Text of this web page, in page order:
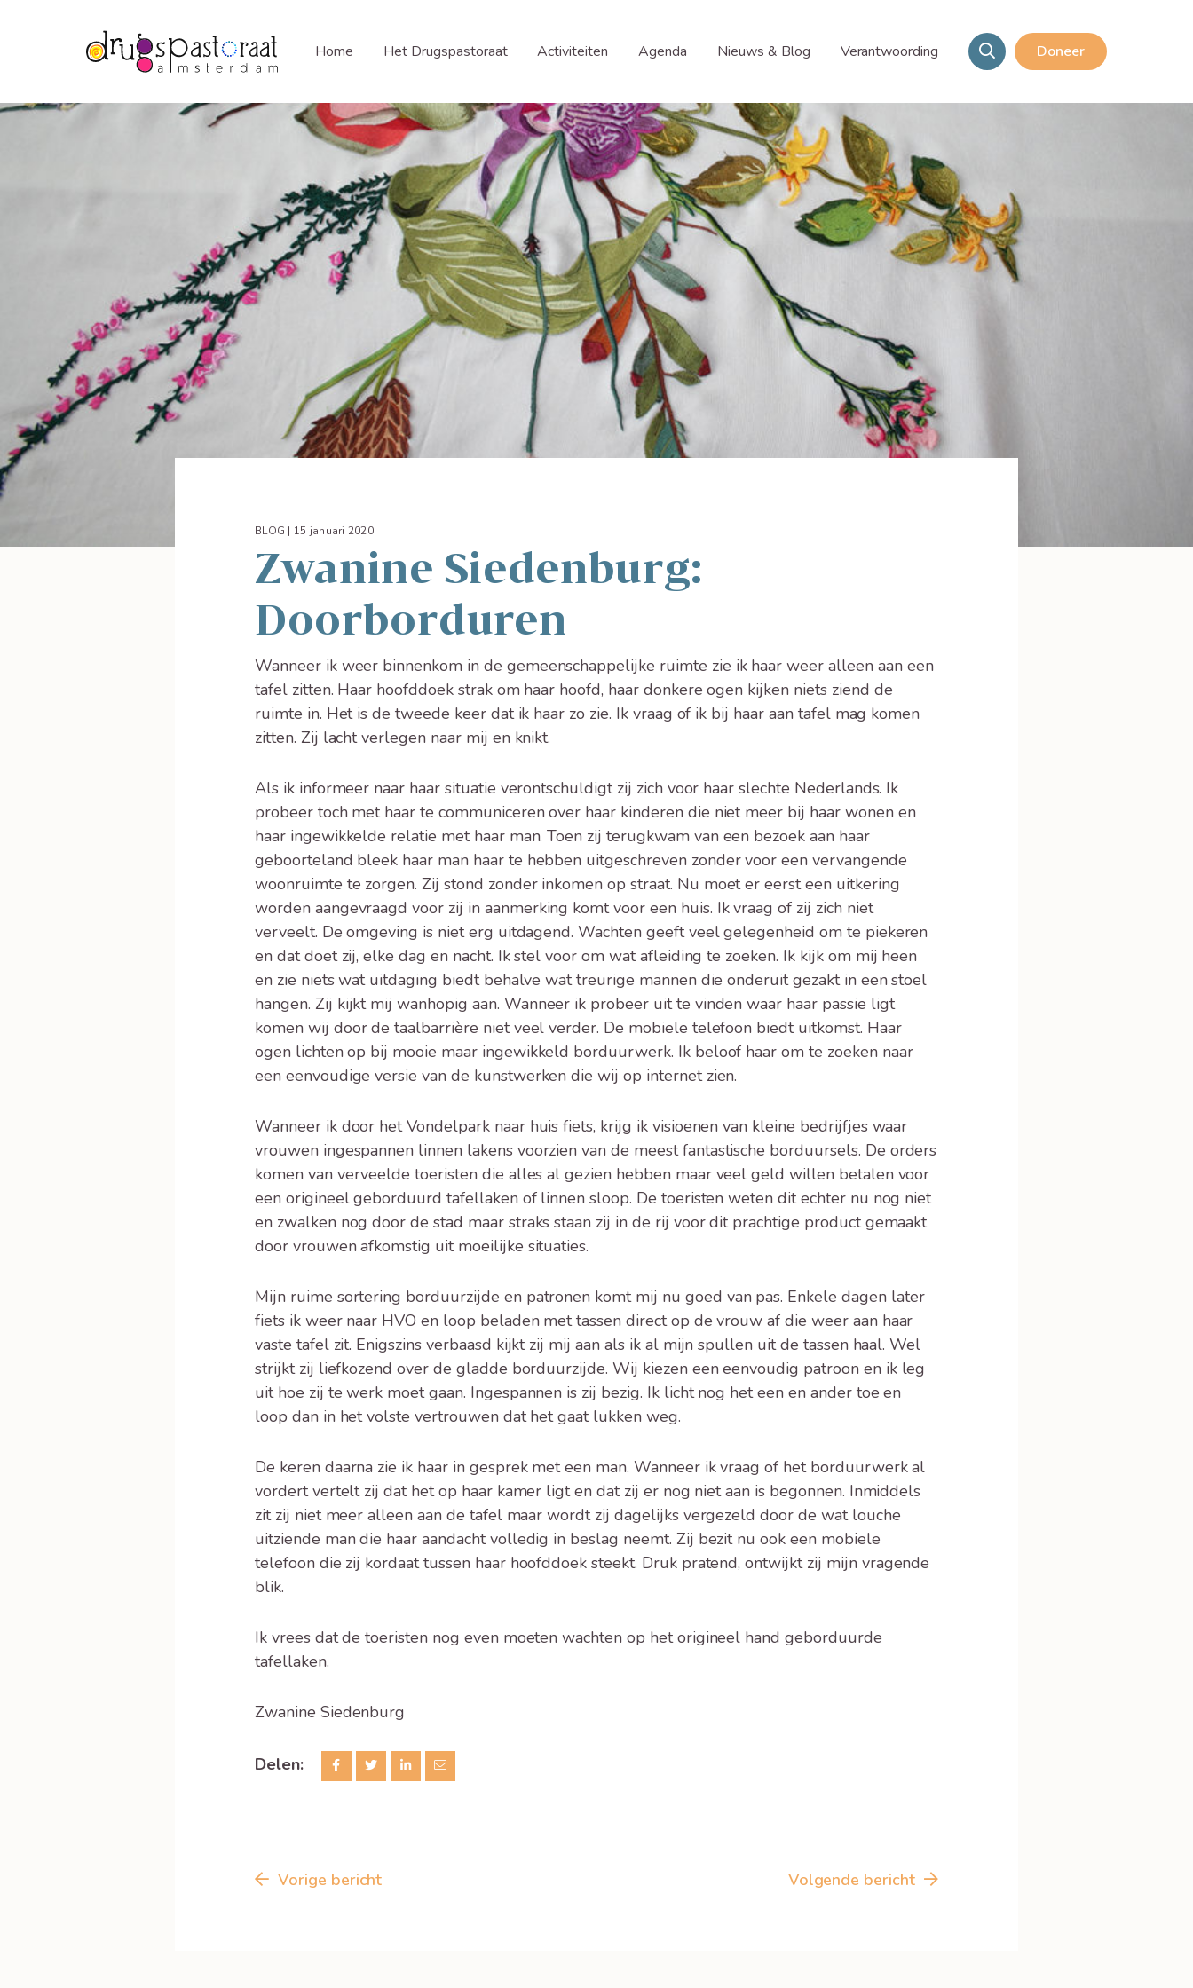
Home Het Drugspastoraat Activiteiten Agenda Nieuws & Blog Verantwoording Doneer
BLOG | 15 januari 2020
Zwanine Siedenburg:
Doorborduren
Wanneer ik weer binnenkom in de gemeenschappelijke ruimte zie ik haar weer alleen aan een
tafel zitten. Haar hoofddoek strak om haar hoofd, haar donkere ogen kijken niets ziend de
ruimte in. Het is de tweede keer dat ik haar zo zie. Ik vraag of ik bij haar aan tafel mag komen
zitten. Zij lacht verlegen naar mij en knikt.
Als ik informeer naar haar situatie verontschuldigt zij zich voor haar slechte Nederlands. Ik
probeer toch met haar te communiceren over haar kinderen die niet meer bij haar wonen en
haar ingewikkelde relatie met haar man. Toen zij terugkwam van een bezoek aan haar
geboorteland bleek haar man haar te hebben uitgeschreven zonder voor een vervangende
woonruimte te zorgen. Zij stond zonder inkomen op straat. Nu moet er eerst een uitkering
worden aangevraagd voor zij in aanmerking komt voor een huis. Ik vraag of zij zich niet
verveelt. De omgeving is niet erg uitdagend. Wachten geeft veel gelegenheid om te piekeren
en dat doet zij, elke dag en nacht. Ik stel voor om wat afleiding te zoeken. Ik kijk om mij heen
en zie niets wat uitdaging biedt behalve wat treurige mannen die onderuit gezakt in een stoel
hangen. Zij kijkt mij wanhopig aan. Wanneer ik probeer uit te vinden waar haar passie ligt
komen wij door de taalbarrière niet veel verder. De mobiele telefoon biedt uitkomst. Haar
ogen lichten op bij mooie maar ingewikkeld borduurwerk. Ik beloof haar om te zoeken naar
een eenvoudige versie van de kunstwerken die wij op internet zien.
Wanneer ik door het Vondelpark naar huis fiets, krijg ik visioenen van kleine bedrijfjes waar
vrouwen ingespannen linnen lakens voorzien van de meest fantastische borduursels. De orders
komen van verveelde toeristen die alles al gezien hebben maar veel geld willen betalen voor
een origineel geborduurd tafellaken of linnen sloop. De toeristen weten dit echter nu nog niet
en zwalken nog door de stad maar straks staan zij in de rij voor dit prachtige product gemaakt
door vrouwen afkomstig uit moeilijke situaties.
Mijn ruime sortering borduurzijde en patronen komt mij nu goed van pas. Enkele dagen later
fiets ik weer naar HVO en loop beladen met tassen direct op de vrouw af die weer aan haar
vaste tafel zit. Enigszins verbaasd kijkt zij mij aan als ik al mijn spullen uit de tassen haal. Wel
strijkt zij liefkozend over de gladde borduurzijde. Wij kiezen een eenvoudig patroon en ik leg
uit hoe zij te werk moet gaan. Ingespannen is zij bezig. Ik licht nog het een en ander toe en
loop dan in het volste vertrouwen dat het gaat lukken weg.
De keren daarna zie ik haar in gesprek met een man. Wanneer ik vraag of het borduurwerk al
vordert vertelt zij dat het op haar kamer ligt en dat zij er nog niet aan is begonnen. Inmiddels
zit zij niet meer alleen aan de tafel maar wordt zij dagelijks vergezeld door de wat louche
uitziende man die haar aandacht volledig in beslag neemt. Zij bezit nu ook een mobiele
telefoon die zij kordaat tussen haar hoofddoek steekt. Druk pratend, ontwijkt zij mijn vragende
blik.
Ik vrees dat de toeristen nog even moeten wachten op het origineel hand geborduurde
tafellaken.
Zwanine Siedenburg
Delen:
Vorige bericht Volgende bericht